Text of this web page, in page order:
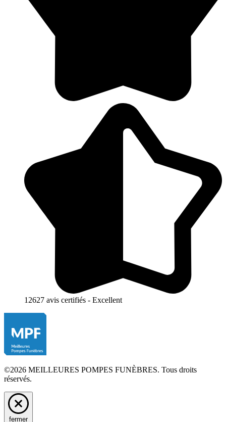
12627 avis certifiés - Excellent
©2026 MEILLEURES POMPES FUNÈBRES. Tous droits
réservés.
fermer